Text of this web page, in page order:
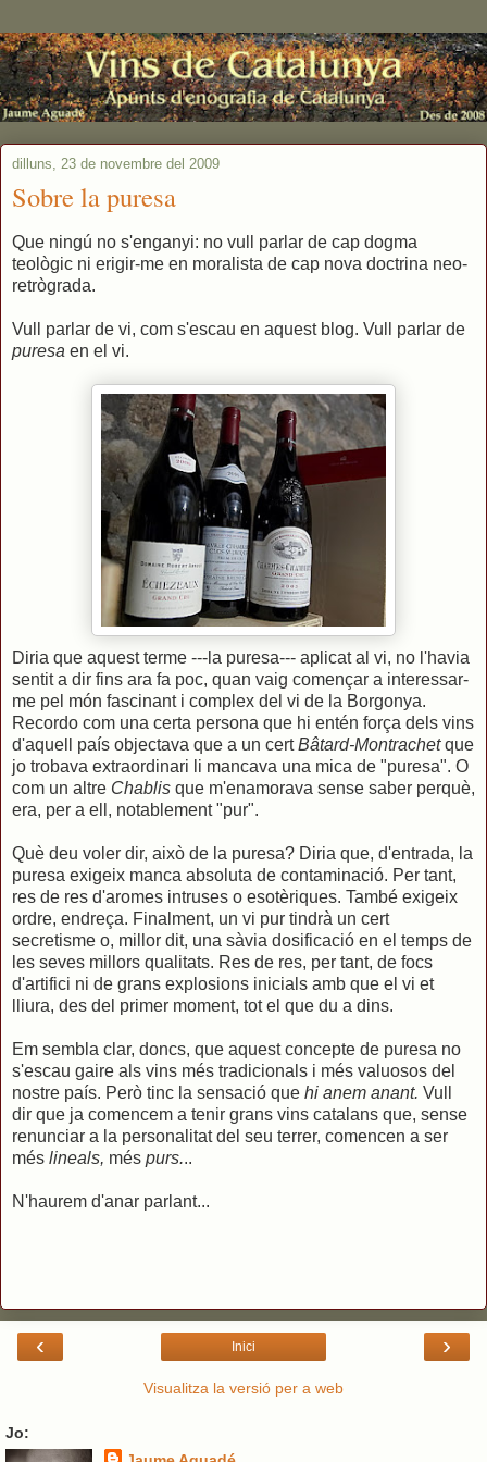
dilluns, 23 de novembre del 2009
Sobre la puresa
Que ningú no s'enganyi: no vull parlar de cap dogma
teològic ni erigir-me en moralista de cap nova doctrina neo-
retrògrada.
Vull parlar de vi, com s'escau en aquest blog. Vull parlar de
puresa en el vi.
Diria que aquest terme ---la puresa--- aplicat al vi, no l'havia
sentit a dir fins ara fa poc, quan vaig començar a interessar-
me pel món fascinant i complex del vi de la Borgonya.
Recordo com una certa persona que hi entén força dels vins
d'aquell país objectava que a un certBâtard-Montrachetque
jo trobava extraordinari li mancava una mica de "puresa". O
com un altre Chablis que m'enamorava sense saber perquè,
era, per a ell, notablement "pur".
Què deu voler dir, això de la puresa? Diria que, d'entrada, la
puresa exigeix manca absoluta de contaminació. Per tant,
res de res d'aromes intruses o esotèriques. També exigeix
ordre, endreça. Finalment, un vi pur tindrà un cert
secretisme o, millor dit, una sàvia dosificació en el temps de
les seves millors qualitats. Res de res, per tant, de focs
d'artifici ni de grans explosions inicials amb que el vi et
lliura, des del primer moment, tot el que du a dins.
Em sembla clar, doncs, que aquest concepte de puresa no
s'escau gaire als vins més tradicionals i més valuosos del
nostre país. Però tinc la sensació que hi anem anant. Vull
dir que ja comencem a tenir grans vins catalans que, sense
renunciar a la personalitat del seu terrer, comencen a ser
més lineals, més purs...
N'haurem d'anar parlant...
‹ ›
Inici
Visualitza la versió per a web
Jo: